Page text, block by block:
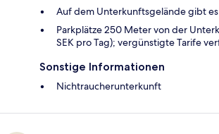
Auf dem Unterkunftsgelände gibt
Parkplätze 250 Meter von der
SEK pro Tag); vergünstigte Tarife
Sonstige Informationen
Nichtraucherunterkunft